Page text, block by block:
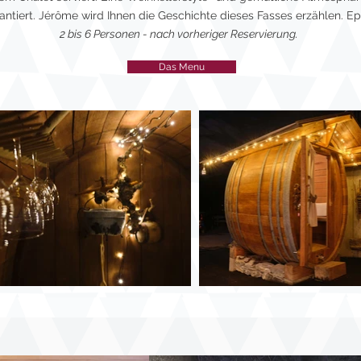
Jérôme wird Ihnen die Geschichte dieses Fasses erzählen.
2 bis 6 Personen - nach vorheriger Reservierung.
Das Menu